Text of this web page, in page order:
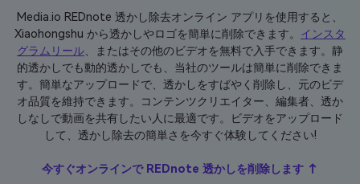
Media.io REDnote 透かし除去オンライン アプリを使用すると、
Xiaohongshu から透かしやロゴを簡単に削除できます。 インスタ
グラムリール、またはその他のビデオを無料で入手できます。静
的透かしでも動的透かしでも、当社のツールは簡単に削除できま
す。簡単なアップロードで、透かしをすばやく削除し、元のビデ
オ品質を維持できます。コンテンツクリエイター、編集者、透か
しなしで動画を共有したい人に最適です。ビデオをアップロード
して、透かし除去の簡単さを今すぐ体験してください!
今すぐオンラインで REDnote 透かしを削除します ↑